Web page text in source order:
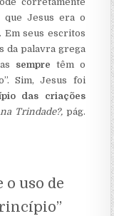
Jesus era o
Em seus escritos
da palavra grega
sempre têm o
Sim, Jesus foi
das criações
Trindade?,pág.
o uso de